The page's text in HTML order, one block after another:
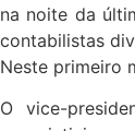
na noite da
contabilistas
Neste primeiro
O vice-